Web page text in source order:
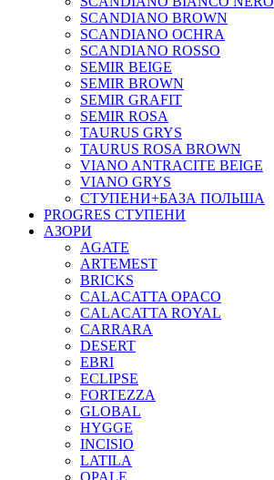
SCANDIANO BROWN
SCANDIANO OCHRA
SCANDIANO ROSSO
SEMIR BEIGE
SEMIR BROWN
SEMIR GRAFIT
SEMIR ROSA
TAURUS GRYS
TAURUS ROSA BROWN
VIANO ANTRACITE BEIGE
VIANO GRYS
СТУПЕНИ+БАЗА ПОЛЬША
PROGRES СТУПЕНИ
АЗОРИ
AGATE
ARTEMEST
BRICKS
CALACATTA OPACO
CALACATTA ROYAL
CARRARA
DESERT
EBRI
ECLIPSE
FORTEZZA
GLOBAL
HYGGE
INCISIO
LATILA